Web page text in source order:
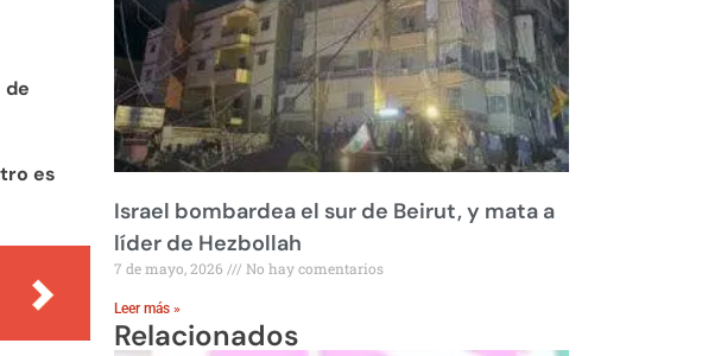
de
es
Israel bombardea el sur de Beirut, y mata a
líder de Hezbollah
7 de mayo, 2026 No hay comentarios
Leer más »
Relacionados